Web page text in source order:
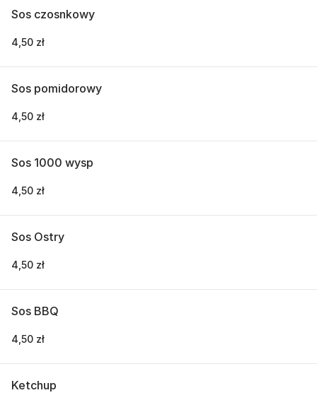
Sos czosnkowy
4,50 zł
Sos pomidorowy
4,50 zł
Sos 1000 wysp
4,50 zł
Sos Ostry
4,50 zł
Sos BBQ
4,50 zł
Ketchup